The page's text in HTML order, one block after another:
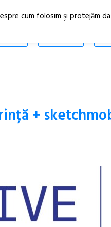
+
cum folosim şi protejăm